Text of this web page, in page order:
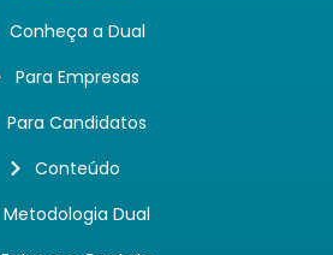
Conheça a Dual
Para Empresas
Para Candidatos
Conteúdo
Metodologia Dual